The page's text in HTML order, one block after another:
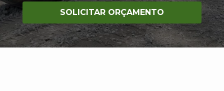
SOLICITAR ORÇAMENTO